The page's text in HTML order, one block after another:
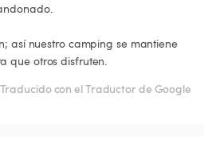
así nuestro camping se mantiene
que otros disfruten.
Traducido con el Traductor de Google